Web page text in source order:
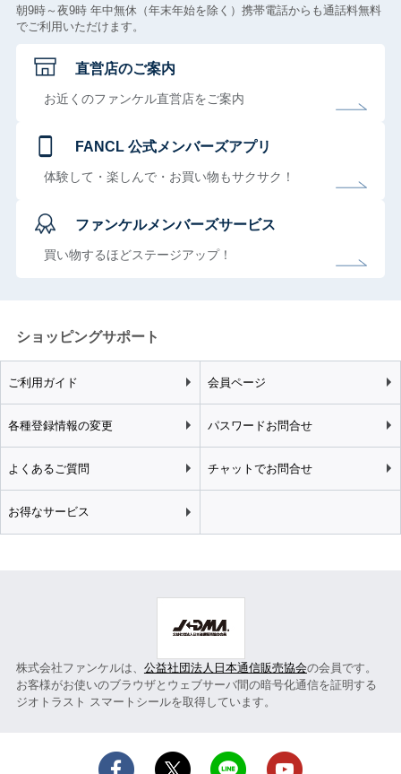
朝9時～夜9時 年中無休（年末年始を除く）携帯電話からも通話料無料
でご利用いただけます。
直営店のご案内
お近くのファンケル直営店をご案内
FANCL 公式メンバーズアプリ
体験して・楽しんで・お買い物もサクサク！
ファンケルメンバーズサービス
買い物するほどステージアップ！
ショッピングサポート
ご利用ガイド 会員ページ
各種登録情報の変更 パスワードお問合せ
よくあるご質問 チャットでお問合せ
お得なサービス
株式会社ファンケルは、 公益社団法人日本通信販売協会の会員です。
お客様がお使いのブラウザとウェブサーバ間の暗号化通信を証明する
ジオトラスト スマートシールを取得しています。